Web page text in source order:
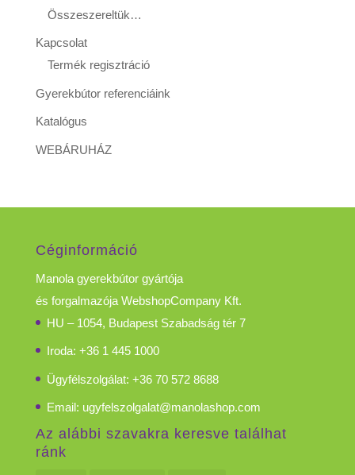
Összeszereltük…
Kapcsolat
Termék regisztráció
Gyerekbútor referenciáink
Katalógus
WEBÁRUHÁZ
Céginformáció
Manola gyerekbútor gyártója
és forgalmazója WebshopCompany Kft.
HU – 1054, Budapest Szabadság tér 7
Iroda: +36 1 445 1000
Ügyfélszolgálat: +36 70 572 8688
Email: ugyfelszolgalat@manolashop.com
Az alábbi szavakra keresve találhat
ránk